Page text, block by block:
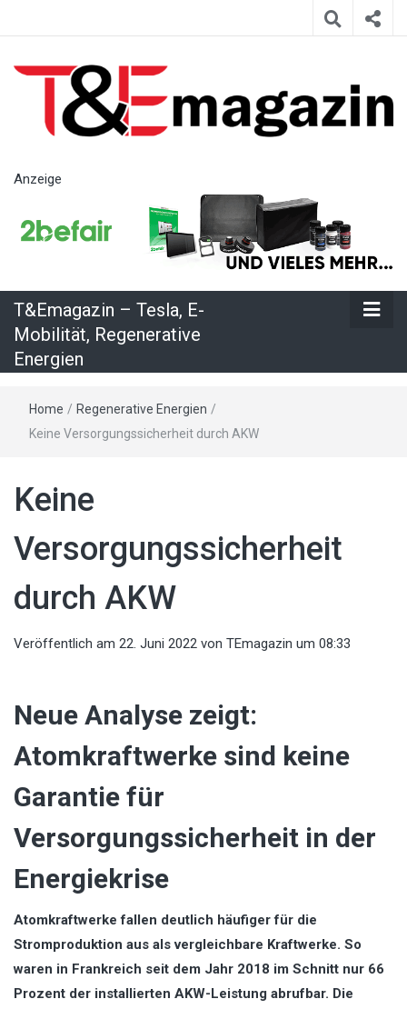
– Tesla, E-
Mobilität,
Regenerative
Energien
Anzeige
T&Emagazin – Tesla, E-
Mobilität, Regenerative
Energien
Home / Regenerative Energien /
Keine Versorgungssicherheit durch AKW
Keine
Versorgungssicherheit
durch AKW
Veröffentlich am 22. Juni 2022 von TEmagazin um 08:33
Neue Analyse zeigt:
Atomkraftwerke sind keine
Garantie für
Versorgungssicherheit in der
Energiekrise
Atomkraftwerke fallen deutlich häufiger für die
Stromproduktion aus als vergleichbare Kraftwerke. So
waren in Frankreich seit dem Jahr 2018 im Schnitt nur 66
Prozent der installierten AKW-Leistung abrufbar. Die